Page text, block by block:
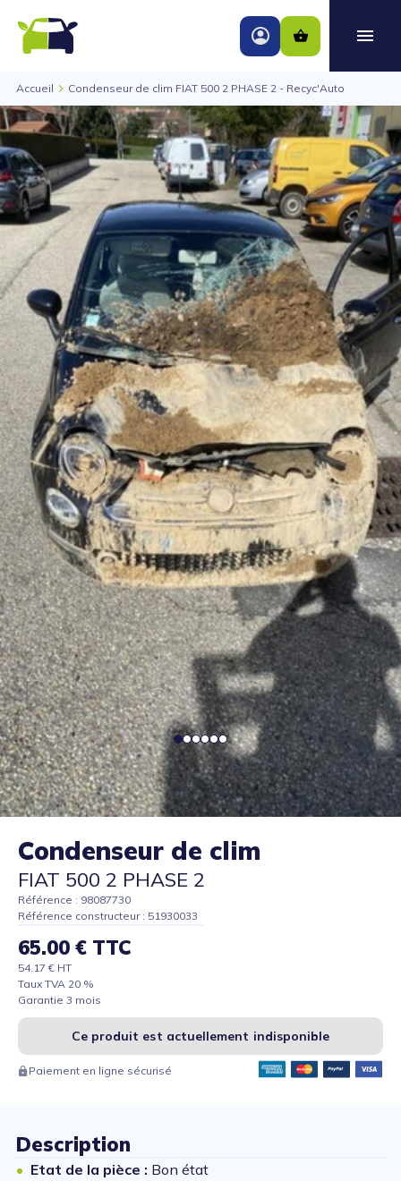
Accueil Condenseur de clim FIAT 500 2 PHASE 2 - Recyc'Auto
Condenseur de clim
FIAT 500 2 PHASE 2
Référence : 98087730
Référence constructeur : 51930033
65.00 € TTC
54.17 € HT
Taux TVA 20 %
Garantie 3 mois
Ce produit est actuellement indisponible
Paiement en ligne sécurisé
Description
Etat de la pièce : Bon état